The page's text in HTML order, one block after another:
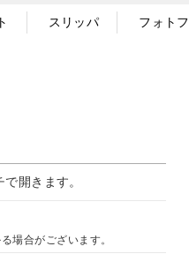
スリッパ フォト
開きます。
場合がございます。